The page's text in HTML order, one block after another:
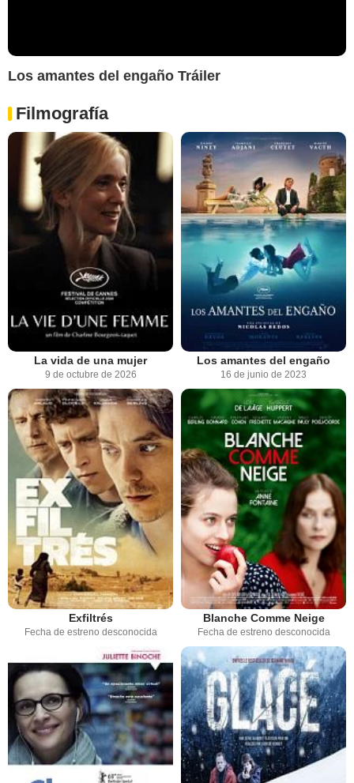
Los amantes del engaño Tráiler
Filmografía
La vida de una mujer
9 de octubre de 2026
Los amantes del engaño
16 de junio de 2023
Exfiltrés
Fecha de estreno desconocida
Blanche Comme Neige
Fecha de estreno desconocida